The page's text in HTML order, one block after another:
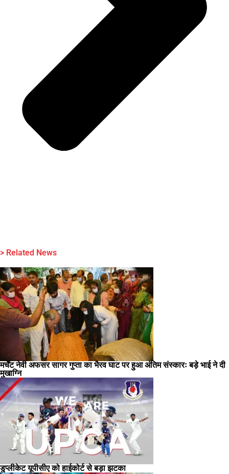
> Related News
मर्चेंट नेवी अफसर सागर गुप्ता का भैरव घाट पर हुआ अंतिम संस्कारः बड़े भाई ने दी
मुखाग्नि
डुप्लीकेट यूपीसीए को हाईकोर्ट से बड़ा झटका